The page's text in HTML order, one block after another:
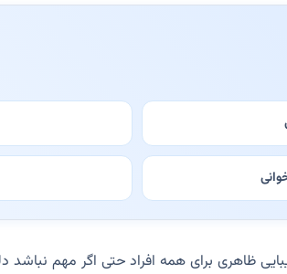
ظاهری برای همه افراد حتی اگر مهم نباشد